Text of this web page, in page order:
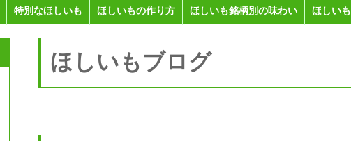
特別なほしいも ほしいもの作り方 ほしいも銘柄別の味わい ほしい
ほしいもブログ